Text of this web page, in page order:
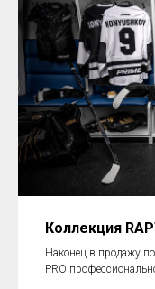
Коллекция
Наконец в продажу
PRO